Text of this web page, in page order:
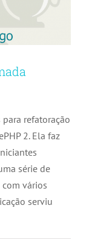
refatoração
2. Ela faz
série de
vários
serviu